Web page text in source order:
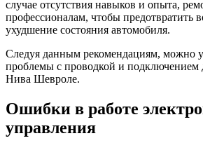
случае отсутствия навыков и опыта,
профессионалам, чтобы предотвратить
ухудшение состояния автомобиля.
Следуя данным рекомендациям, можно
проблемы с проводкой и подключением
Нива Шевроле.
Ошибки в работе
управления